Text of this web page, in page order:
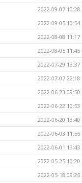
2022-09-07 10:28
2022-09-05 10:54
2022-08-08 11:17
2022-08-05 11:45
2022-07-29 13:37
2022-07-07 22:18
2022-06-23 09:50
2022-06-22 10:53
2022-06-20 13:40
2022-06-03 11:56
2022-06-01 13:43
2022-05-25 10:20
2022-05-18 09:26